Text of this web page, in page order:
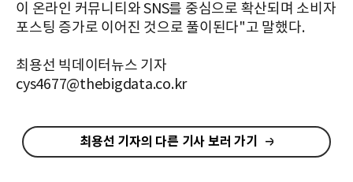
이 온라인 커뮤니티와 SNS를 중심으로 확산되며 소비자
포스팅 증가로 이어진 것으로 풀이된다"고 말했다.
최용선 빅데이터뉴스 기자
cys4677@thebigdata.co.kr
최용선 기자의 다른 기사 보러 가기